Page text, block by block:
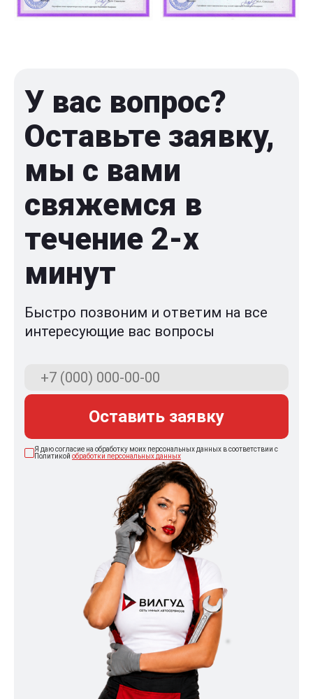
У вас вопрос?
Оставьте заявку,
мы с вами
свяжемся в
течение 2-x
минут
Быстро позвоним и ответим на все
интересующие вас вопросы
Оставить заявку
Я даю согласие на обработку моих персональных данных в соответствии с
Политикой обработки персональных данных